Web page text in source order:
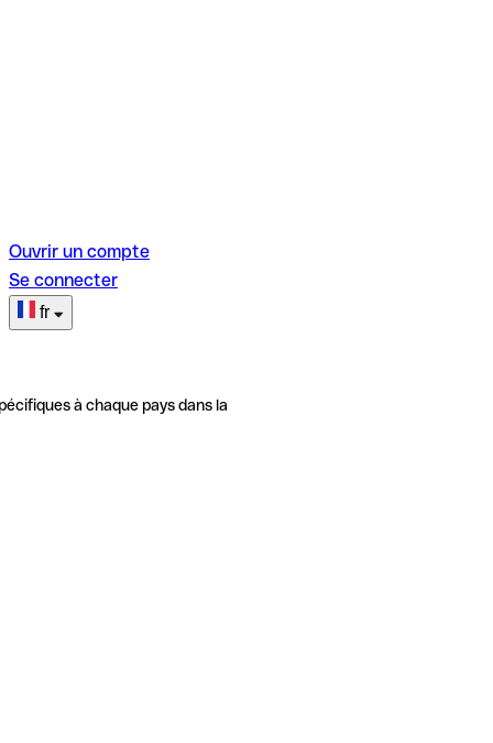
Ouvrir un compte
Se connecter
fr
à chaque pays dans la